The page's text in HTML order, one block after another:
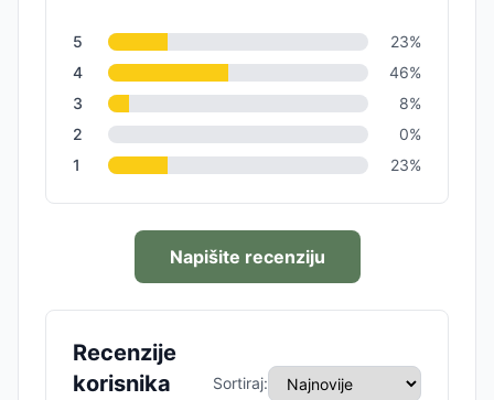
5 23%
4
46%
3
8%
2
0%
1
23%
Napišite recenziju
Recenzije
korisnika
Sortiraj: